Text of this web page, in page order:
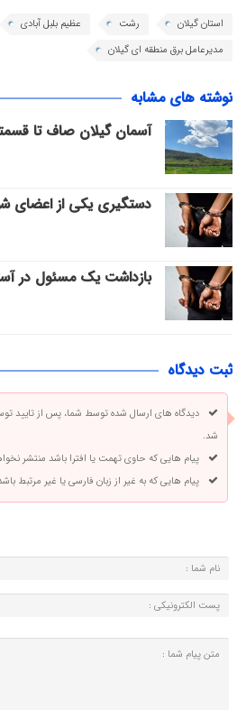
استان گیلان رشت
عظیم بلبل آبادی
مدیرعامل برق منطقه ای گیلان
نوشته های مشابه
آسمان گیلان صاف تا
دستگیری یکی از اعضای
بازداشت یک مسئول در
ثبت دیدگاه
دیدگاه های ارسال شده توسط شما، پس از تایید
شد.
پیام هایی که حاوی تهمت یا افترا باشد منتشر
پیام هایی که به غیر از زبان فارسی یا غیر مرتبط